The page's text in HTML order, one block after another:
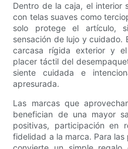
Dentro de la caja, el interior
con telas suaves como
solo protege el artículo,
sensación de lujo y cuidado.
carcasa rígida exterior y
placer táctil del
siente cuidada e
apresurada.
Las marcas que
benefician de una mayor
positivas, participación en
fidelidad a la marca. Para